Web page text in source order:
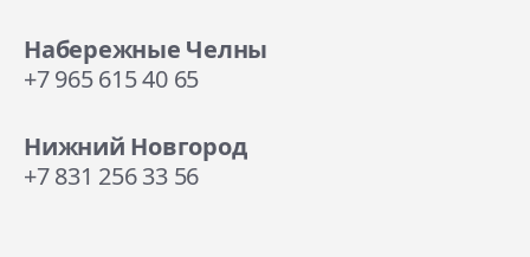
Набережные Челны
+7 965 615 40 65
Нижний Новгород
+7 831 256 33 56